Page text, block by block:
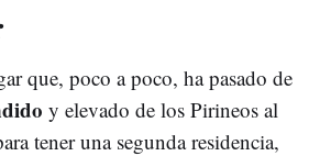
que, poco a poco, ha pasado de
y elevado de los Pirineos al
tener una segunda residencia,